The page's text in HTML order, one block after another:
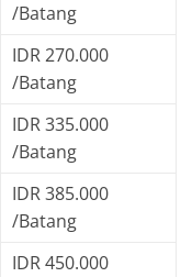
/Batang
IDR 270.000
/Batang
IDR 335.000
/Batang
IDR 385.000
/Batang
IDR 450.000